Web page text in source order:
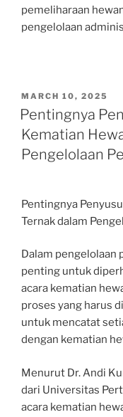
pemeliharaan
pengelolaan
POSTED
ON
MARCH 10, 2025
Pentingnya
Kematian
Pengelolaan
Pentingnya
Ternak dalam
Dalam pengelolaan
penting untuk
acara kematian
proses yang harus
untuk mencatat
dengan kematian
Menurut Dr. Andi
dari Universitas
acara kematian